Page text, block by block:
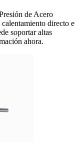
de Acero
directo e
soportar altas
ahora.